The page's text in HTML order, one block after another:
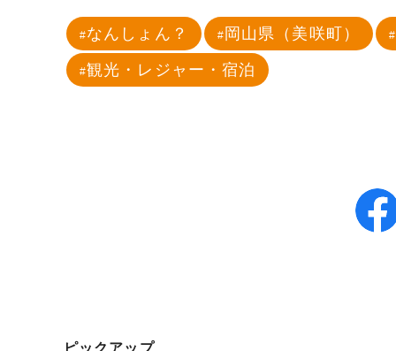
なんしょん？ 岡山県（美咲町）
観光・レジャー・宿泊
ピックアップ